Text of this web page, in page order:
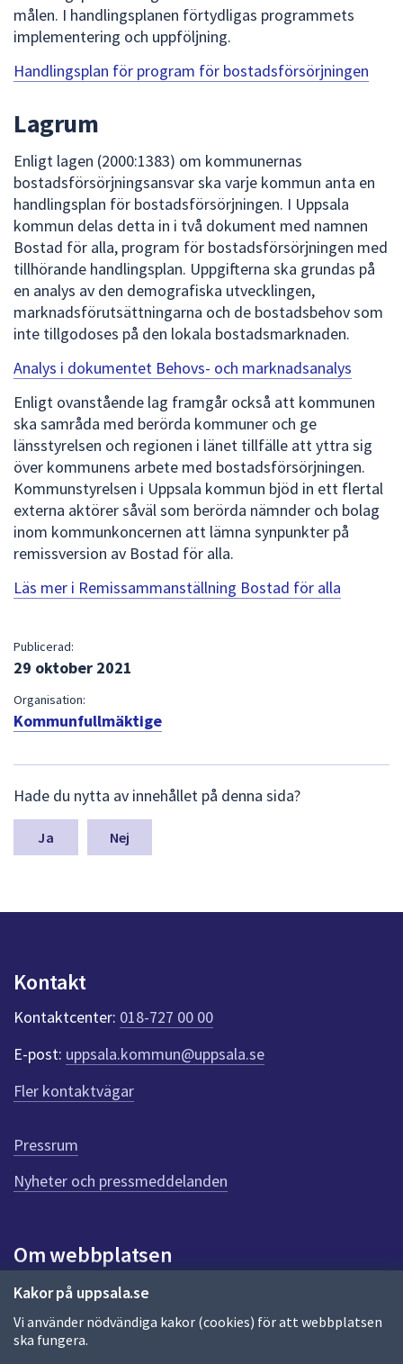
Kakor på uppsala.se
Vi använder nödvändiga kakor (cookies) för att webbplatsen
ska fungera.
målen. I handlingsplanen förtydligas programmets
implementering och uppföljning.
Handlingsplan för program för bostadsförsörjningen
Lagrum
Enligt lagen (2000:1383) om kommunernas
bostadsförsörjningsansvar ska varje kommun anta en
handlingsplan för bostadsförsörjningen. I Uppsala
kommun delas detta in i två dokument med namnen
Bostad för alla, program för bostadsförsörjningen med
tillhörande handlingsplan. Uppgifterna ska grundas på
en analys av den demografiska utvecklingen,
marknadsförutsättningarna och de bostadsbehov som
inte tillgodoses på den lokala bostadsmarknaden.
Analys i dokumentet Behovs- och marknadsanalys
Enligt ovanstående lag framgår också att kommunen
ska samråda med berörda kommuner och ge
länsstyrelsen och regionen i länet tillfälle att yttra sig
över kommunens arbete med bostadsförsörjningen.
Kommunstyrelsen i Uppsala kommun bjöd in ett flertal
externa aktörer såväl som berörda nämnder och bolag
inom kommunkoncernen att lämna synpunkter på
remissversion av Bostad för alla.
Läs mer i Remissammanställning Bostad för alla
Publicerad:
29 oktober 2021
Organisation:
Kommunfullmäktige
ä
m
a
n
k
t
e
r
f
ö
r
e
n
n
a
d
a
Hade du nytta av innehållet på denna sida?
Nej
Kontakt
Kontaktcenter: 018-727 00 00
E-post: uppsala.kommun@uppsala.se
Fler kontaktvägar
Pressrum
Nyheter och pressmeddelanden
Om webbplatsen
Om webbplatsen
Allmänna handlingar och diarium